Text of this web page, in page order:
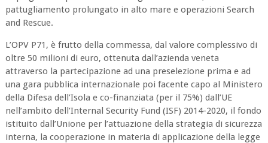
pattugliamento prolungato in alto mare e operazioni Search
and Rescue.
L’OPV P71, è frutto della commessa, dal valore complessivo di
oltre 50 milioni di euro, ottenuta dall’azienda veneta
attraverso la partecipazione ad una preselezione prima e ad
una gara pubblica internazionale poi facente capo al Ministero
della Difesa dell’Isola e co-finanziata (per il 75%) dall’UE
nell’ambito dell’Internal Security Fund (ISF) 2014-2020, il fondo
istituito dall’Unione per l’attuazione della strategia di sicurezza
interna, la cooperazione in materia di applicazione della legge